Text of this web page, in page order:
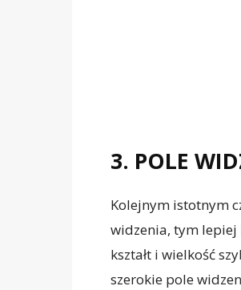
3. POLE
Kolejnym istotnym
widzenia, tym lepiej
kształt i wielkość
szerokie pole